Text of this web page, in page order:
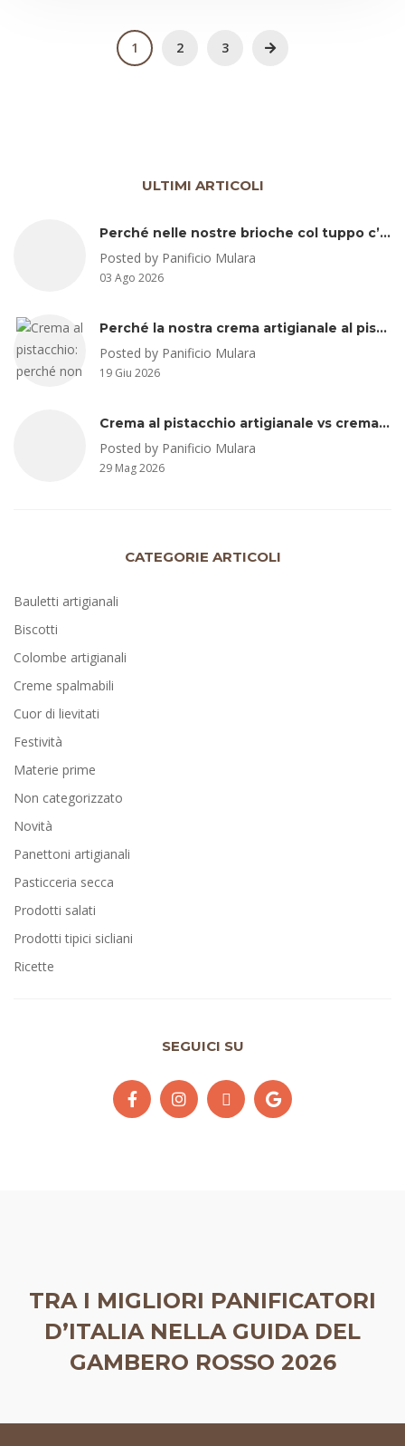
1 2 3
ULTIMI ARTICOLI
Perché nelle nostre brioche col tuppo c’è lo strutto (e perché non ha senso temerlo)
Posted by Panificio Mulara
03 Ago 2026
Perché la nostra crema artigianale al pistacchio non è fatta con pistacchio di Bronte
Posted by Panificio Mulara
19 Giu 2026
Crema al pistacchio artigianale vs crema al pistacchio industriale: occhio agli ingredienti e alla percentuale di pistacchio
Posted by Panificio Mulara
29 Mag 2026
CATEGORIE ARTICOLI
Bauletti artigianali
Biscotti
Colombe artigianali
Creme spalmabili
Cuor di lievitati
Festività
Materie prime
Non categorizzato
Novità
Panettoni artigianali
Pasticceria secca
Prodotti salati
Prodotti tipici sicliani
Ricette
SEGUICI SU
TRA I MIGLIORI PANIFICATORI
D’ITALIA NELLA GUIDA DEL
GAMBERO ROSSO 2026